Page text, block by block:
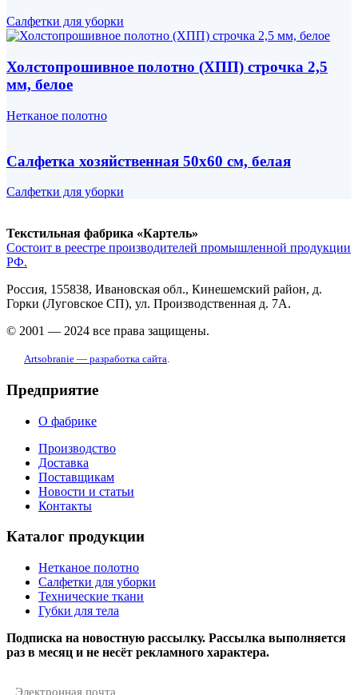
Салфетки для уборки
Холстопрошивное полотно (ХПП) строчка 2,5
мм, белое
Нетканое полотно
Салфетка хозяйственная 50х60 см, белая
Салфетки для уборки
Текстильная фабрика «Картель»
Состоит в реестре производителей промышленной продукции
РФ.
Россия, 155838, Ивановская обл., Кинешемский район, д.
Горки (Луговское СП), ул. Производственная д. 7А.
© 2001 — 2024 все права защищены.
Artsobranie — разработка сайта.
Предприятие
О фабрике
Производство
Доставка
Поставщикам
Новости и статьи
Контакты
Каталог продукции
Нетканое полотно
Салфетки для уборки
Технические ткани
Губки для тела
Подписка на новостную рассылку. Рассылка выполняется
раз в месяц и не несёт рекламного характера.